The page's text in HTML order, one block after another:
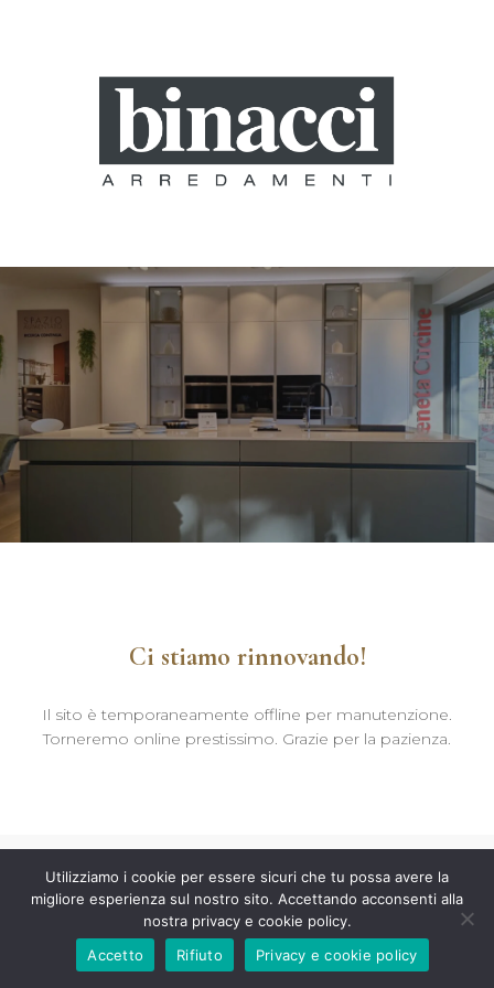
Ci stiamo rinnovando!
Il sito è temporaneamente offline per manutenzione.
Torneremo online prestissimo. Grazie per la pazienza.
Utilizziamo i cookie per essere sicuri che tu possa avere la
migliore esperienza sul nostro sito. Accettando acconsenti alla
nostra privacy e cookie policy.
Accetto
Rifiuto Privacy e cookie policy